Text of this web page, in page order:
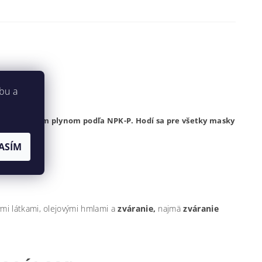
a kyslým plynom podľa NPK-P. Hodí sa pre všetky masky
látkami, olejovými hmlami azváranie, najmäzváranie
a